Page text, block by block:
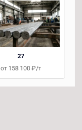
27
от 158 100 ₽/т